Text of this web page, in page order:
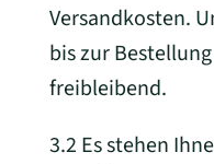
Versandkosten.
bis zur
freibleibend.
3.2 Es stehen